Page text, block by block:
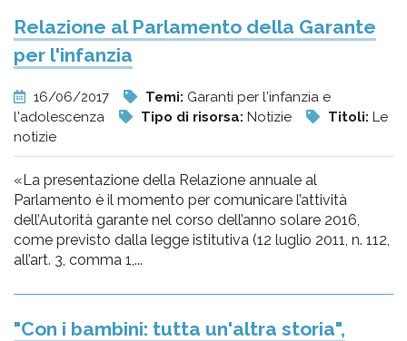
Relazione al Parlamento della Garante
per l'infanzia
16/06/2017 Temi: Garanti per l'infanzia e
l'adolescenza
Tipo di risorsa: Notizie Titoli: Le
notizie
«La presentazione della Relazione annuale al
Parlamento è il momento per comunicare l’attività
dell’Autorità garante nel corso dell’anno solare 2016,
come previsto dalla legge istitutiva (12 luglio 2011, n. 112,
all’art. 3, comma 1,...
"Con i bambini: tutta un'altra storia",